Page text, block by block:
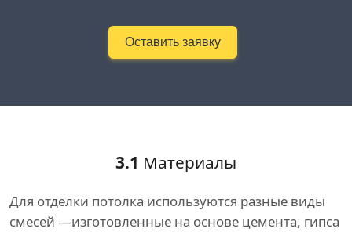
Оставить заявку
3.1 Материалы
Для отделки потолка используются разные виды
смесей —изготовленные на основе цемента, гипса